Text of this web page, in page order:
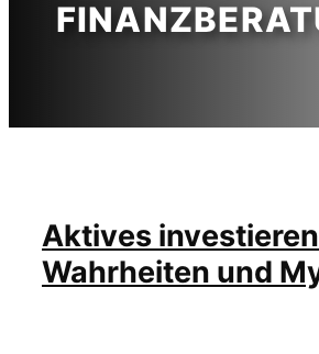
Aktives
Wahrheiten und